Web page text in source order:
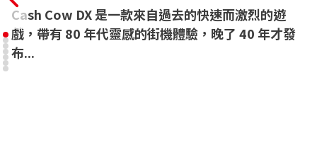
Cash Cow DX 是一款來自過去的快速而激烈的遊
戲，帶有 80 年代靈感的街機體驗，晚了 40 年才發
布...